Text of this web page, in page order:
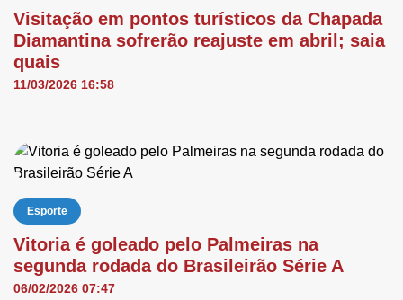
Visitação em pontos turísticos da Chapada
Diamantina sofrerão reajuste em abril; saia
quais
11/03/2026 16:58
Esporte
Vitoria é goleado pelo Palmeiras na
segunda rodada do Brasileirão Série A
06/02/2026 07:47